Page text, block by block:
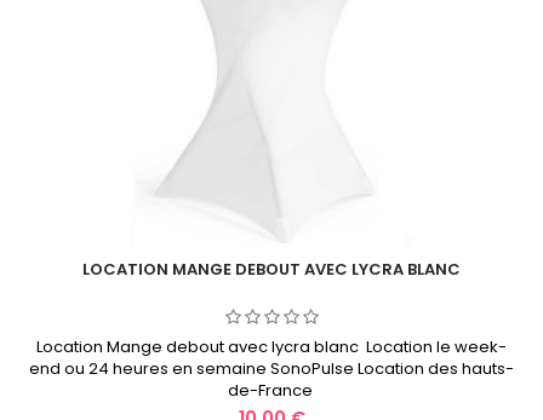
LOCATION MANGE DEBOUT AVEC LYCRA BLANC
Location Mange debout avec lycra blanc Location le week-
end ou 24 heures en semaine SonoPulse Location des hauts-
de-France